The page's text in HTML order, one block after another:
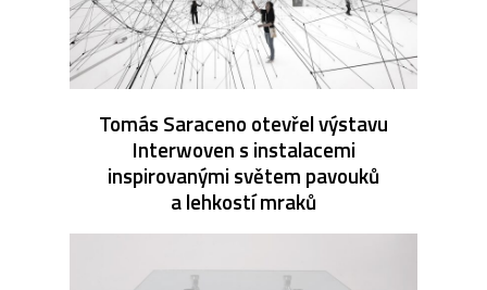
Tomás Saraceno otevřel výstavu
Interwoven s instalacemi
inspirovanými světem pavouků
a lehkostí mraků